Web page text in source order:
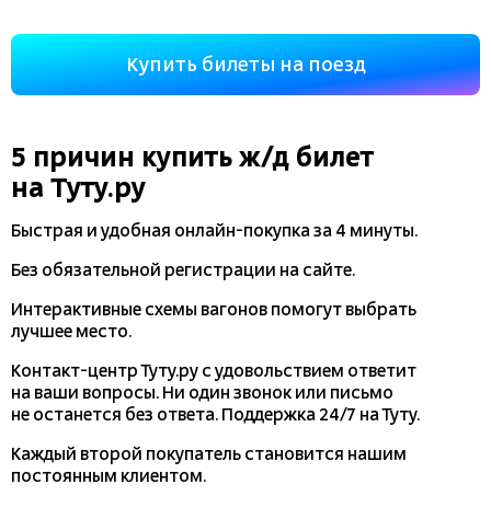
Купить билеты на поезд
5 причин купить ж/д билет
на Туту.ру
Быстрая и удобная онлайн-покупказа 4 минуты.
Без обязательной регистрации на сайте.
Интерактивные схемы вагонов помогут выбрать
лучшее место.
Контакт-центр Туту.ру с удовольствием ответит
на ваши вопросы. Ни один звонок или письмо
не останется без ответа. Поддержка 24/7 на Туту.
Каждый второй покупатель становится нашим
постоянным клиентом.